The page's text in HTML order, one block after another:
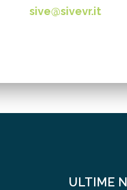
sive@sivevr.it
ULTIME